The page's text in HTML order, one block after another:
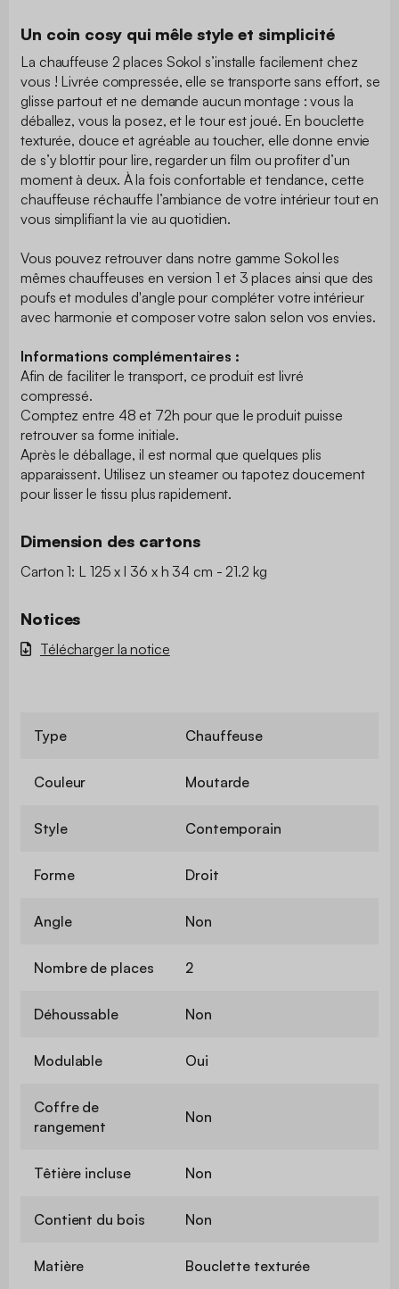
Un coin cosy qui mêle style et simplicité
La chauffeuse 2 places Sokol s’installe facilement chez
vous ! Livrée compressée, elle se transporte sans effort, se
glisse partout et ne demande aucun montage : vous la
déballez, vous la posez, et le tour est joué. En bouclette
texturée, douce et agréable au toucher, elle donne envie
de s’y blottir pour lire, regarder un film ou profiter d’un
moment à deux. À la fois confortable et tendance, cette
chauffeuse réchauffe l’ambiance de votre intérieur tout en
vous simplifiant la vie au quotidien.
Vous pouvez retrouver dans notre gamme Sokol les
mêmes chauffeuses en version 1 et 3 places ainsi que des
poufs et modules d'angle pour compléter votre intérieur
avec harmonie et composer votre salon selon vos envies.
Informations complémentaires :
Afin de faciliter le transport, ce produit est livré
compressé.
Comptez entre 48 et 72h pour que le produit puisse
retrouver sa forme initiale.
Après le déballage, il est normal que quelques plis
apparaissent. Utilisez un steamer ou tapotez doucement
pour lisser le tissu plus rapidement.
Dimension des cartons
Carton 1: L 125 x l 36 x h 34 cm - 21.2 kg
Notices
Télécharger la notice
Type Chauffeuse
Couleur Moutarde
Style Contemporain
Forme Droit
Angle Non
Nombre de places 2
Déhoussable Non
Modulable Oui
Coffre de
rangement
Non
Têtière incluse Non
Contient du bois Non
Matière Bouclette texturée